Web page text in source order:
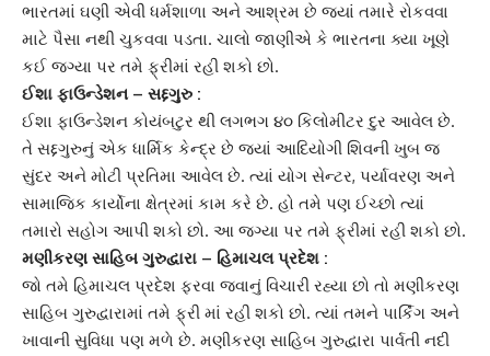
ભારતમાં ઘણી એવી ધર્મશાળા અને આશ્રમ છે જ્યાં તમારે રોકવવા
માટે પૈસા નથી ચુકવવા પડતા. ચાલો જાણીએ કે ભારતના ક્યા ખૂણે
કઈ જગ્યા પર તમે ફ્રીમાં રહી શકો છો.
ઈશા ફાઉન્ડેશન – સદ્દગુરુ :
ઈશા ફાઉન્ડેશન કોયંબટુર થી લગભગ ૪૦ કિલોમીટર દુર આવેલ છે.
તે સદ્દગુરુનું એક ધાર્મિક કેન્દ્ર છે જ્યાં આદિયોગી શિવની ખુબ જ
સુંદર અને મોટી પ્રતિમા આવેલ છે. ત્યાં યોગ સેન્ટર, પર્યાવરણ અને
સામાજિક કાર્યોના ક્ષેત્રમાં કામ કરે છે. હો તમે પણ ઈચ્છો ત્યાં
તમારો સહોગ આપી શકો છો. આ જગ્યા પર તમે ફ્રીમાં રહી શકો છો.
મણીકરણ સાહિબ ગુરુદ્વારા – હિમાચલ પ્રદેશ :
જો તમે હિમાચલ પ્રદેશ ફરવા જવાનું વિચારી રહ્યા છો તો મણીકરણ
સાહિબ ગુરુદ્વારામાં તમે ફ્રી માં રહી શકો છો. ત્યાં તમને પાર્કિંગ અને
ખાવાની સુવિધા પણ મળે છે. મણીકરણ સાહિબ ગુરુદ્વારા પાર્વતી નદી